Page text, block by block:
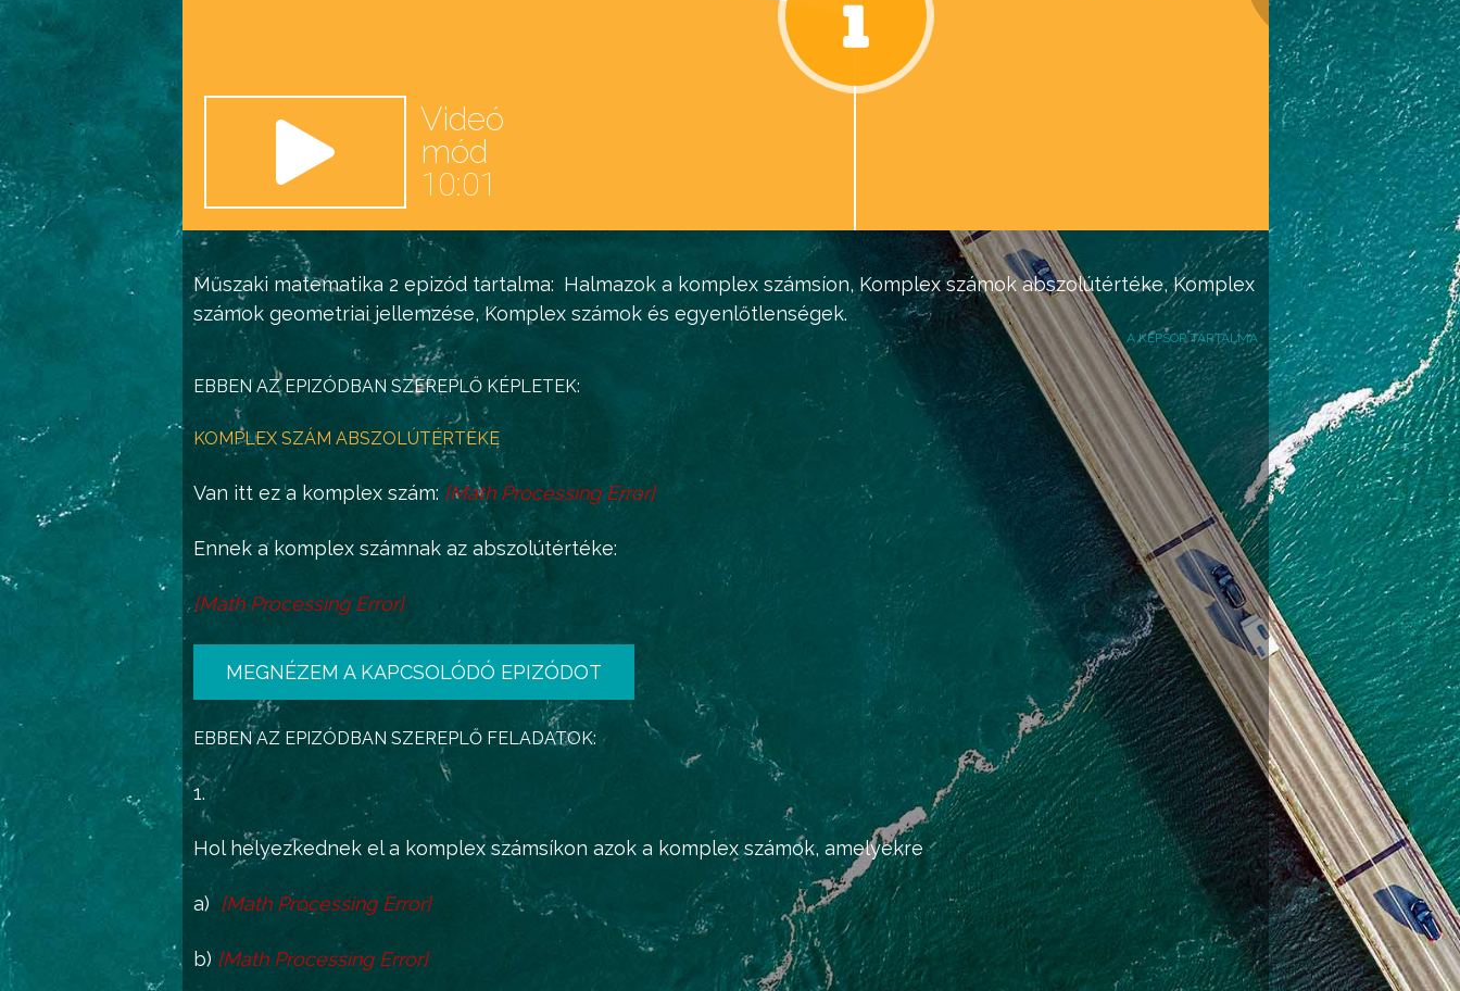
Műszaki matematika 2 epizód tartalma: Halmazok a komplex számsíon, Komplex számokabszolútértéke,Komplex
számok geometriai jellemzése,Komplex számok és egyenlőtlenségek.
A KÉPSOR TARTALMA
EBBEN AZ EPIZÓDBAN SZEREPLŐ KÉPLETEK:
KOMPLEX SZÁM ABSZOLÚTÉRTÉKE
Van itt ez a komplex szám: [Math Processing Error]
z=a+bi
Ennek a komplex számnak az abszolútértéke:
[Math Processing Error]
∣z∣=a2+b2
MEGNÉZEM A KAPCSOLÓDÓ EPIZÓDOT
EBBEN AZ EPIZÓDBAN SZEREPLŐ FELADATOK:
1.
Hol helyezkednek el a komplex számsíkon azok a komplex számok, amelyekre
a) [Math Processing Error]
|z−4i|
b) [Math Processing Error]
|z−3+i| >2
Videó
mód
10:01